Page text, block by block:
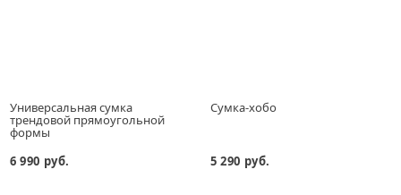
Универсальная сумка
трендовой прямоугольной
формы
6 990 руб.
Сумка-хобо
5 290 руб.